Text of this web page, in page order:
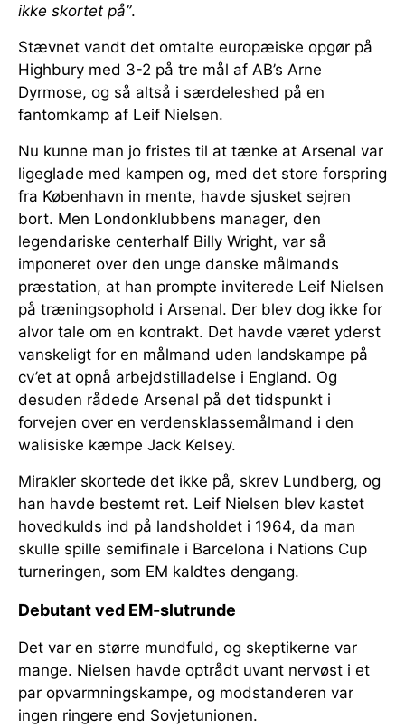
ikke skortet på”.
Stævnet vandt det omtalte europæiske opgør på
Highbury med 3-2 på tre mål af AB’s Arne
Dyrmose, og så altså i særdeleshed på en
fantomkamp af Leif Nielsen.
Nu kunne man jo fristes til at tænke at Arsenal var
ligeglade med kampen og, med det store forspring
fra København in mente, havde sjusket sejren
bort. Men Londonklubbens manager, den
legendariske centerhalf Billy Wright, var så
imponeret over den unge danske målmands
præstation, at han prompte inviterede Leif Nielsen
på træningsophold i Arsenal. Der blev dog ikke for
alvor tale om en kontrakt. Det havde været yderst
vanskeligt for en målmand uden landskampe på
cv’et at opnå arbejdstilladelse i England. Og
desuden rådede Arsenal på det tidspunkt i
forvejen over en verdensklassemålmand i den
walisiske kæmpe Jack Kelsey.
Mirakler skortede det ikke på, skrev Lundberg, og
han havde bestemt ret. Leif Nielsen blev kastet
hovedkulds ind på landsholdet i 1964, da man
skulle spille semifinale i Barcelona i Nations Cup
turneringen, som EM kaldtes dengang.
Debutant ved EM-slutrunde
Det var en større mundfuld, og skeptikerne var
mange. Nielsen havde optrådt uvant nervøst i et
par opvarmningskampe, og modstanderen var
ingen ringere end Sovjetunionen.